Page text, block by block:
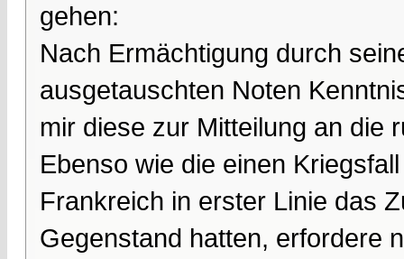
gehen:
Nach Ermächtigung durch
ausgetauschten Noten
mir diese zur Mitteilung an die
Ebenso wie die einen
Frankreich in erster Linie das
Gegenstand hatten, erfordere